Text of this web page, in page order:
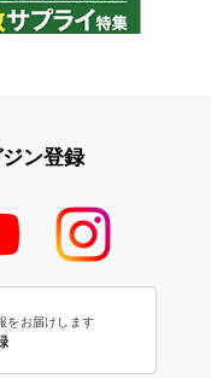
ン登録
をお届けします